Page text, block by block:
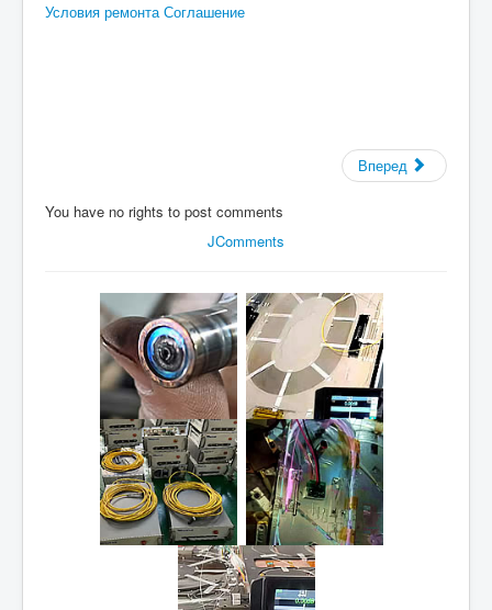
Условия ремонта Соглашение
Вперед
You have no rights to post comments
JComments